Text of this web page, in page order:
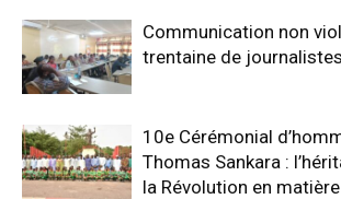
Communication non
trentaine de
10e Cérémonial
Thomas Sankara :
la Révolution en